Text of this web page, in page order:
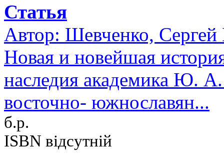
Статья
Автор: Шевченко, Сергей
Новая и новейшая
наследия академика Ю.
восточно- южнославян...
б.р.
ISBN відсутній